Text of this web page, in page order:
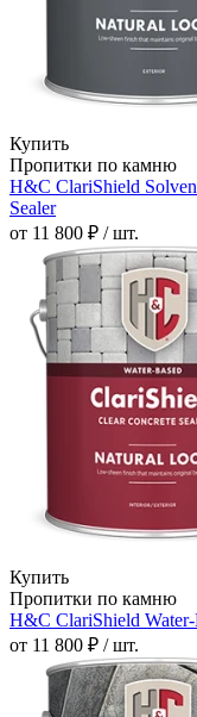
Купить
Пропитки по камню
H&C ClariShield
Sealer
от 11 800 ₽ / шт.
Купить
Пропитки по камню
H&C ClariShield
от 11 800 ₽ / шт.